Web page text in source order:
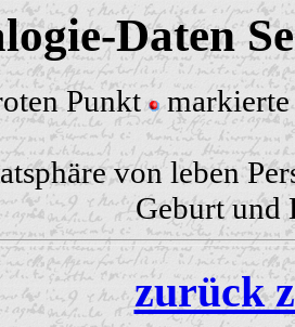
Daten
Punkt markierte
von leben
Geburt und
zurück